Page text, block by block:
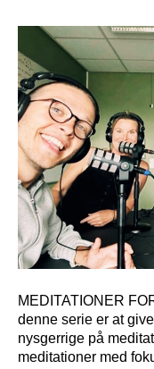
MEDITATIONER
denne serie er at
nysgerrige på
meditationer med